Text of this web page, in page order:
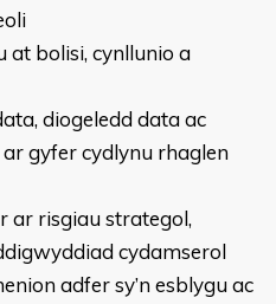
at bolisi, cynllunio a
diogeledd data ac
gyfer cydlynu rhaglen
ar risgiau strategol,
cydamserol
adfer sy’n esblygu ac